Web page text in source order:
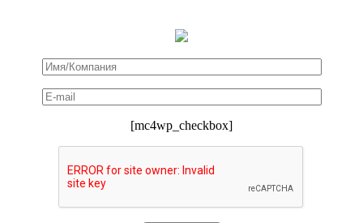
[mc4wp_checkbox]